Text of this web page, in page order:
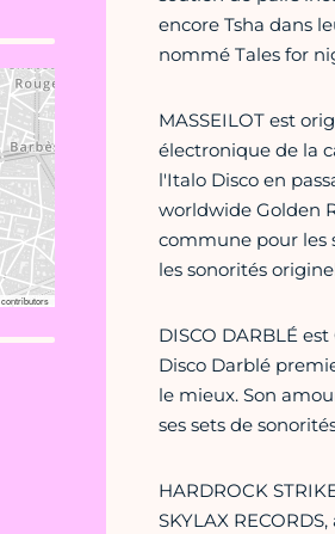
contributors
encore Tsha dans
nommé Tales for
MASSEILOT est
électronique de la
l'Italo Disco en
worldwide Golden
commune pour les
les sonorités
DISCO DARBLÉ
Disco Darblé
le mieux. Son
ses sets de
HARDROCK
SKYLAX